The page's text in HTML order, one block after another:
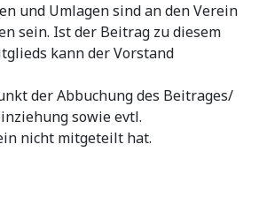
und Umlagen sind an den Verein
sein. Ist der Beitrag zu diesem
kann der Vorstand
der Abbuchung des Beitrages/
sowie evtl.
nicht mitgeteilt hat.